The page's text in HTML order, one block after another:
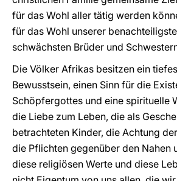
für das Wohl aller tätig werden
für das Wohl unserer
schwächsten Brüder und
Die Völker Afrikas besitzen ein
Bewusstsein, einen Sinn für die
Schöpfergottes und eine spirituelle
die Liebe zum Leben, die als
betrachteten Kinder, die Achtung
die Pflichten gegenüber den Nahen
diese religiösen Werte und diese